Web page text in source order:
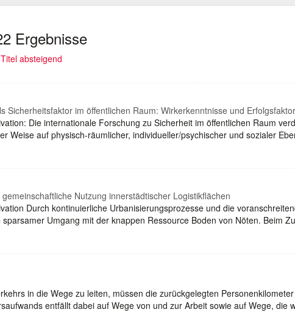
Ergebnisse
Titel absteigend
Sicherheitsfaktor im öffentlichen Raum: Wirkerkenntnisse und
Die internationale Forschung zu Sicherheit im öffentlichen Raum
Weise auf physisch-räumlicher, individueller/psychischer und sozialer
Nutzung innerstädtischer Logistikflächen
Durch kontinuierliche Urbanisierungsprozesse und die
Umgang mit der knappen Ressource Boden von Nöten. Beim
in die Wege zu leiten, müssen die zurückgelegten
entfällt dabei auf Wege von und zur Arbeit sowie auf Wege, die